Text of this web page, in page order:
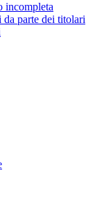
incompleta
parte dei titolari